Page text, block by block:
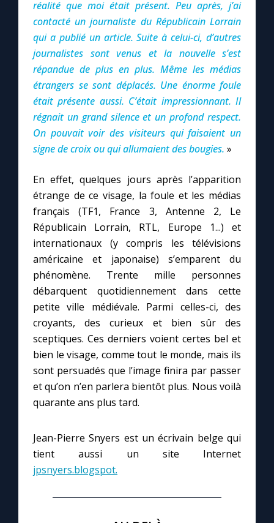
réalité que moi était présent. Peu après, j’ai
contacté un journaliste du Républicain Lorrain
qui a publié un article. Suite à celui-ci, d’autres
journalistes sont venus et la nouvelle s’est
répandue de plus en plus. Même les médias
étrangers se sont déplacés. Une énorme foule
était présente aussi. C’était impressionnant. Il
régnait un grand silence et un profond respect.
On pouvait voir des visiteurs qui faisaient un
signe de croix ou qui allumaient des bougies. »
En effet, quelques jours après l’apparition
étrange de ce visage, la foule et les médias
français (TF1, France 3, Antenne 2, Le
Républicain Lorrain, RTL, Europe 1...) et
internationaux (y compris les télévisions
américaine et japonaise) s’emparent du
phénomène. Trente mille personnes
débarquent quotidiennement dans cette
petite ville médiévale. Parmi celles-ci, des
croyants, des curieux et bien sûr des
sceptiques. Ces derniers voient certes bel et
bien le visage, comme tout le monde, mais ils
sont persuadés que l’image finira par passer
et qu’on n’en parlera bientôt plus. Nous voilà
quarante ans plus tard.
Jean-Pierre Snyers est un écrivain belge qui
tient aussi un site Internet
jpsnyers.blogspot.